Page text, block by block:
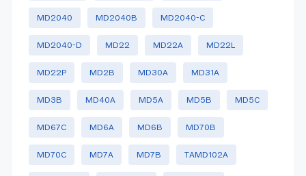
MD2040 MD2040B MD2040-C
MD2040-D MD22 MD22A MD22L
MD22P MD2B MD30A MD31A
MD3B MD40A MD5A MD5B MD5C
MD67C MD6A MD6B MD70B
MD70C MD7A MD7B TAMD102A